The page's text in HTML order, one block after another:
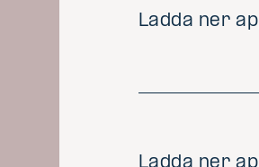
Ladda ner